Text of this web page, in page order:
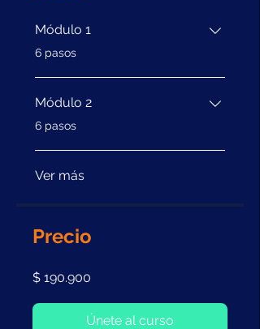
Módulo 1
.6 pasos
Módulo 2
.6 pasos
Ver más
Precio
$ 190.900
Únete al curso